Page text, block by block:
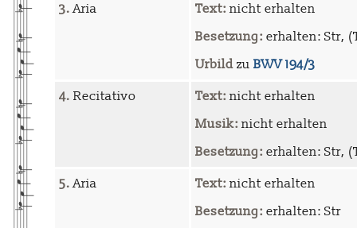
3.Aria Text: nicht erhalten
Besetzung: erhalten: Str,
Urbild zu BWV 194/3
4. Recitativo Text: nicht erhalten
Musik: nicht erhalten
Besetzung: erhalten: Str,
5.Aria Text: nicht erhalten
Besetzung: erhalten: Str